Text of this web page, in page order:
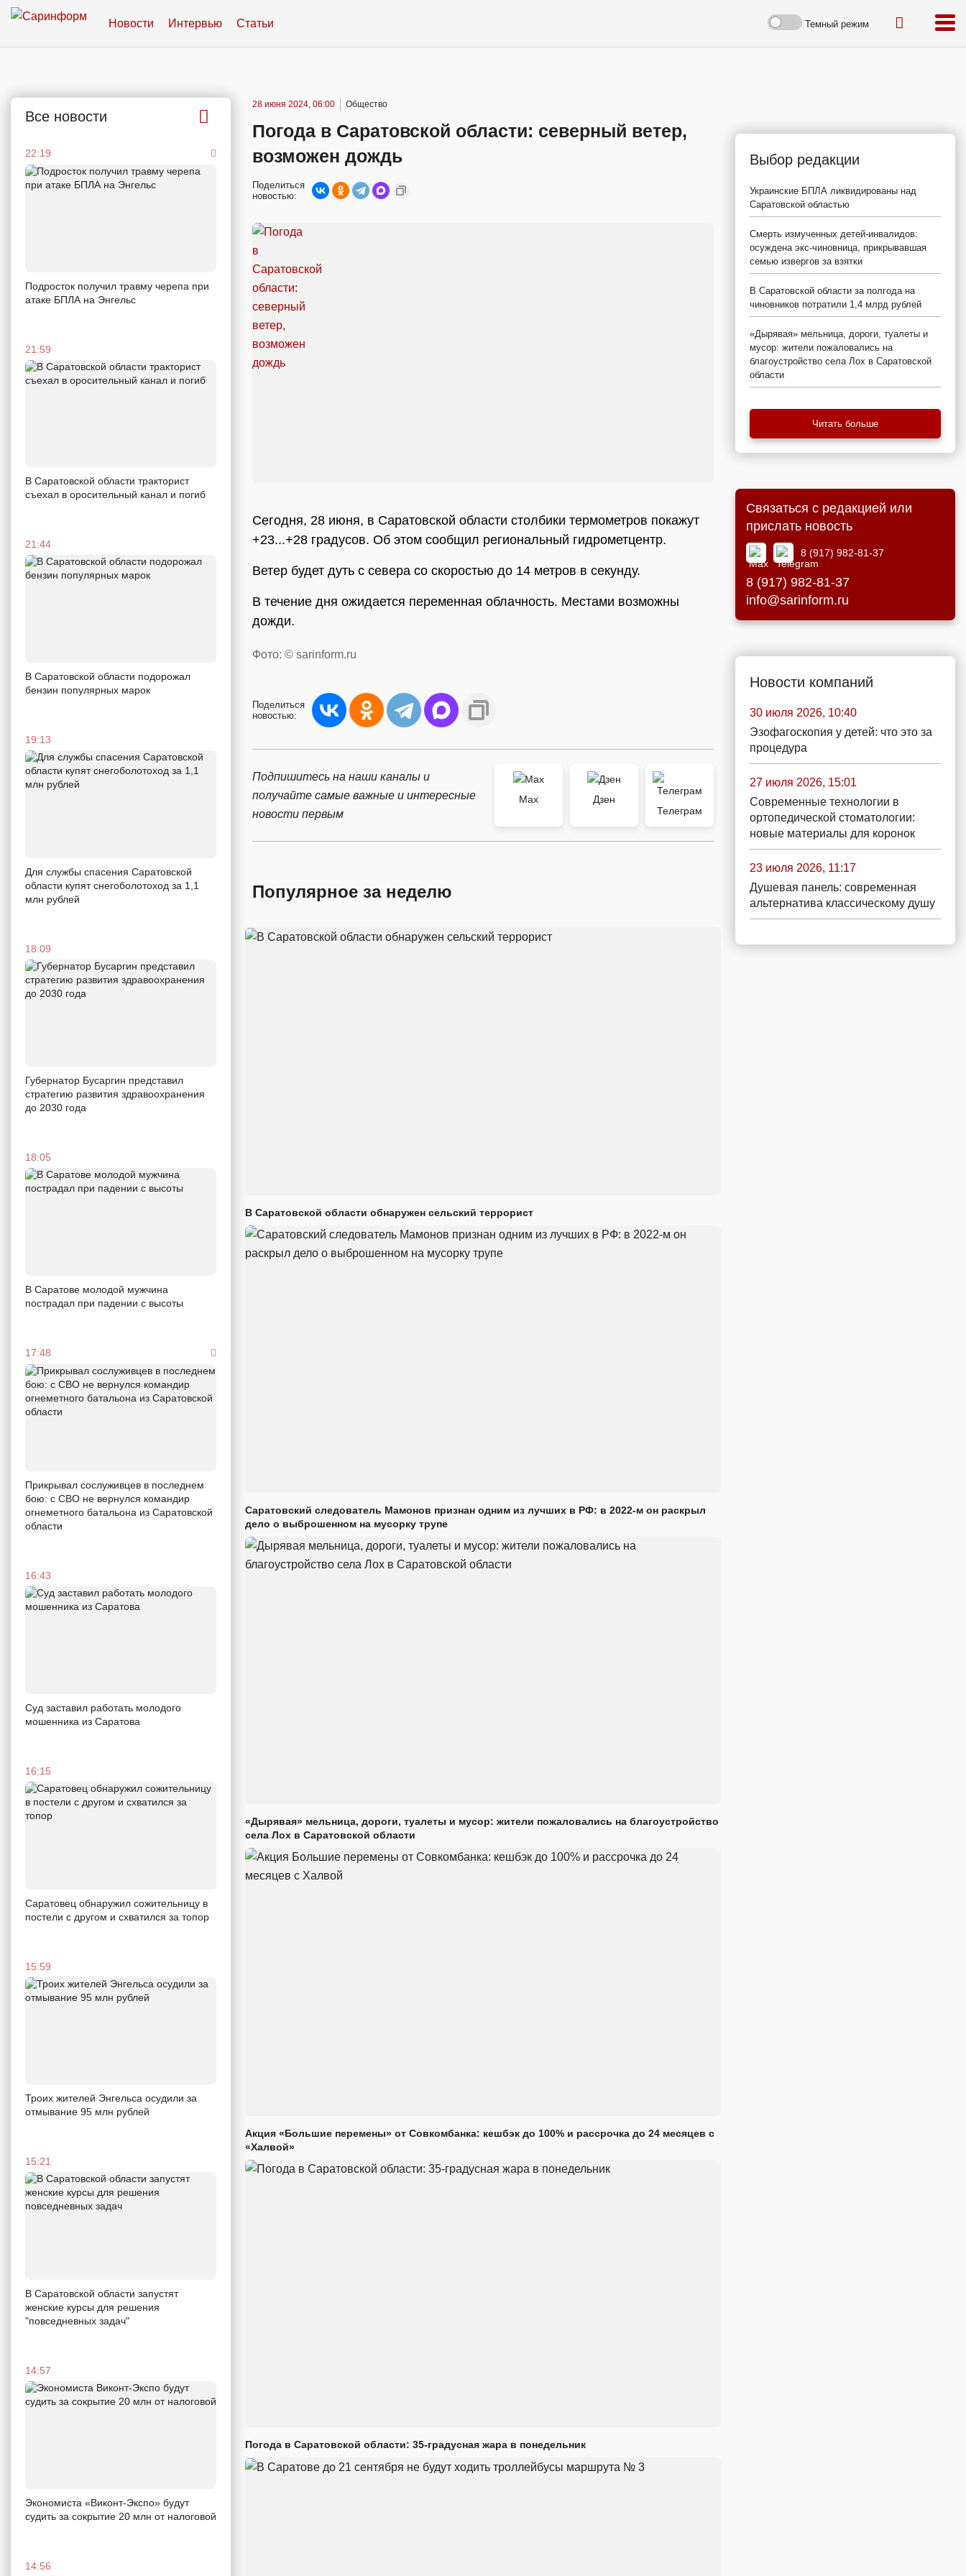
Новости Интервью Статьи Темный режим
Все новости
22:19
Подросток получил травму черепа при
атаке БПЛА на Энгельс
21:59
В Саратовской области тракторист
съехал в оросительный канал и погиб
21:44
В Саратовской области подорожал
бензин популярных марок
19:13
Для службы спасения Саратовской
области купят снегоболотоход за 1,1
млн рублей
18:09
Губернатор Бусаргин представил
стратегию развития здравоохранения
до 2030 года
18:05
В Саратове молодой мужчина
пострадал при падении с высоты
17:48
Прикрывал сослуживцев в последнем
бою: с СВО не вернулся командир
огнеметного батальона из Саратовской
области
16:43
Суд заставил работать молодого
мошенника из Саратова
16:15
Саратовец обнаружил сожительницу в
постели с другом и схватился за топор
15:59
Троих жителей Энгельса осудили за
отмывание 95 млн рублей
15:21
В Саратовской области запустят
женские курсы для решения
"повседневных задач"
14:57
Экономиста «Виконт-Экспо» будут
судить за сокрытие 20 млн от налоговой
14:56
28 июня 2024, 06:00 Общество
Погода в Саратовской области: северный ветер,
возможен дождь
Поделиться
новостью:
Сегодня, 28 июня, в Саратовской области столбики термометров покажут
+23...+28 градусов. Об этом сообщил региональный гидрометцентр.
Ветер будет дуть с севера со скоростью до 14 метров в секунду.
В течение дня ожидается переменная облачность. Местами возможны
дожди.
Фото: © sarinform.ru
Поделиться
новостью:
Подпишитесь на наши каналы и
получайте самые важные и интересные
новости первым
Max
Дзен
Телеграм
Популярное за неделю
В Саратовской области обнаружен сельский террорист
Саратовский следователь Мамонов признан одним из лучших в РФ: в 2022-м он раскрыл
дело о выброшенном на мусорку трупе
«Дырявая» мельница, дороги, туалеты и мусор: жители пожаловались на благоустройство
села Лох в Саратовской области
Акция «Большие перемены» от Совкомбанка: кешбэк до 100% и рассрочка до 24 месяцев с
«Халвой»
Погода в Саратовской области: 35-градусная жара в понедельник
Выбор редакции
Украинские БПЛА ликвидированы над
Саратовской областью
Смерть измученных детей-инвалидов:
осуждена экс-чиновница, прикрывавшая
семью извергов за взятки
В Саратовской области за полгода на
чиновников потратили 1,4 млрд рублей
«Дырявая» мельница, дороги, туалеты и
мусор: жители пожаловались на
благоустройство села Лох в Саратовской
области
Читать больше
Связаться с редакцией или
прислать новость
8 (917) 982-81-37
8 (917) 982-81-37
info@sarinform.ru
Новости компаний
30 июля 2026, 10:40
Эзофагоскопия у детей: что это за
процедура
27 июля 2026, 15:01
Современные технологии в
ортопедической стоматологии:
новые материалы для коронок
23 июля 2026, 11:17
Душевая панель: современная
альтернатива классическому душу